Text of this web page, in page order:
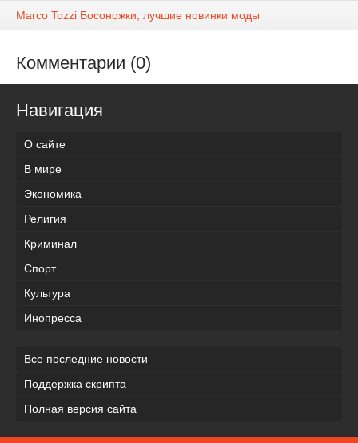
Marco Tozzi Босоножки, лучшие новинки моды
Комментарии (0)
Навигация
О сайте
В мире
Экономика
Религия
Криминал
Спорт
Культура
Инопресса
Все последние новости
Поддержка скрипта
Полная версия сайта